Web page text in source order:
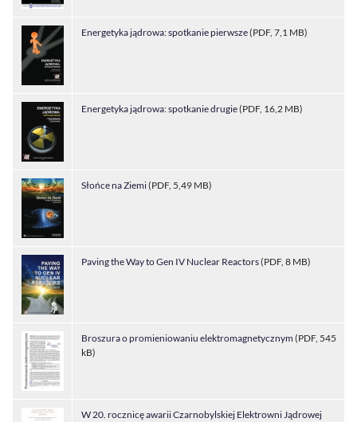
Energetyka jądrowa: spotkanie pierwsze(PDF, 7,1 MB)
Energetyka jądrowa: spotkanie drugie(PDF, 16,2 MB)
Słońce na Ziemi(PDF, 5,49 MB)
Paving the Way to Gen IV Nuclear Reactors(PDF, 8 MB)
Broszura o promieniowaniu elektromagnetycznym (PDF, 545
kB)
W 20. rocznicę awarii Czarnobylskiej Elektrowni Jądrowej